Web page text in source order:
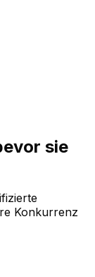
sie
Konkurrenz